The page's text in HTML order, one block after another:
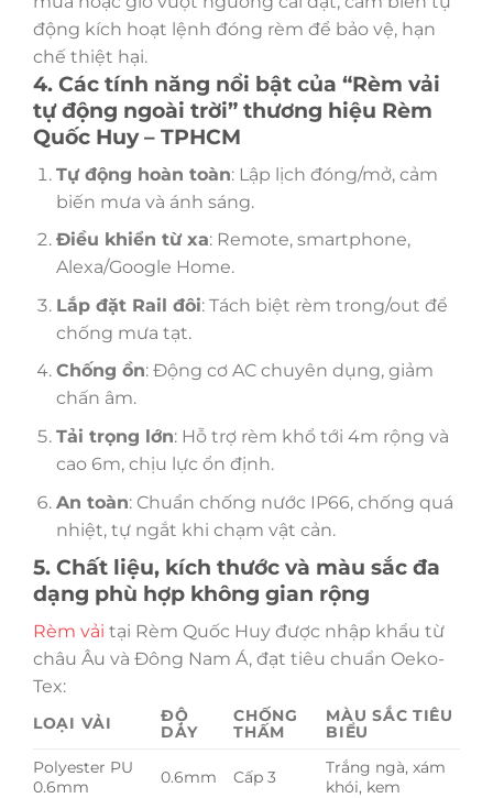
động kích hoạt lệnh đóng rèm để bảo vệ, hạn
chế thiệt hại.
4. Các tính năng nổi bật của “Rèm vải
tự động ngoài trời” thương hiệu Rèm
Quốc Huy – TPHCM
Tự động hoàn toàn: Lập lịch đóng/mở, cảm
biến mưa và ánh sáng.
Điều khiển từ xa: Remote, smartphone,
Alexa/Google Home.
Lắp đặt Rail đôi: Tách biệt rèm trong/out để
chống mưa tạt.
Chống ồn: Động cơ AC chuyên dụng, giảm
chấn âm.
Tải trọng lớn: Hỗ trợ rèm khổ tới 4m rộng và
cao 6m, chịu lực ổn định.
An toàn: Chuẩn chống nước IP66, chống quá
nhiệt, tự ngắt khi chạm vật cản.
5. Chất liệu, kích thước và màu sắc đa
dạng phù hợp không gian rộng
Rèm vải tại Rèm Quốc Huy được nhập khẩu từ
châu Âu và Đông Nam Á, đạt tiêu chuẩn Oeko-
Tex:
LOẠI VẢI
ĐỘ
DÀY
CHỐNG
THẤM
MÀU SẮC TIÊU
BIỂU
Polyester PU
0.6mm
0.6mm Cấp 3
Trắng ngà, xám
khói, kem